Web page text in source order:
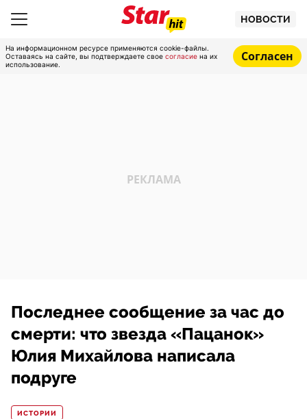
НОВОСТИ
На информационном ресурсе применяются cookie-файлы.
Оставаясь на сайте, вы подтверждаете свое согласие на их
использование.
Согласен
Последнее сообщение за час до
смерти: что звезда «Пацанок»
Юлия Михайлова написала
подруге
ИСТОРИИ